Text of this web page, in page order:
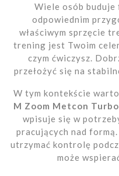
Wiele osób
odpowiednim
właściwym sprzęcie
trening jest Twoim
czym ćwiczysz.
przełożyć się na
W tym kontekście
M Zoom Metcon
wpisuje się w
pracujących nad
utrzymać kontrolę
może